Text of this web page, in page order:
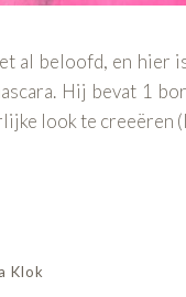
al beloofd, en hier
Hij bevat 1
look te creeëren
Klok